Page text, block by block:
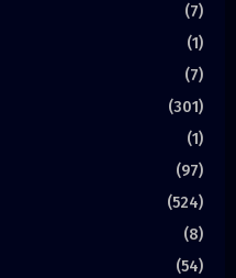
(7)
(1)
(7)
(301)
(1)
(97)
(524)
(8)
(54)